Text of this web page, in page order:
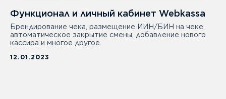
Функционал и личный кабинет Webkassa
Брендирование чека, размещение ИИН/БИН на чеке,
автоматическое закрытие смены, добавление нового
кассира и многое другое.
12.01.2023
Стать партнером
Работа у нас
Вопрос-ответ
Публичная оферта